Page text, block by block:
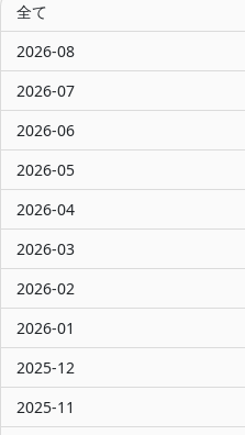
全て
2026-08
2026-07
2026-06
2026-05
2026-04
2026-03
2026-02
2026-01
2025-12
2025-11